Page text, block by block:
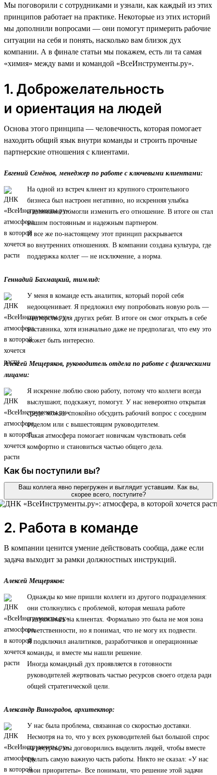
Мы поговорили с сотрудниками и узнали, как каждый из этих
принципов работает на практике. Некоторые из этих историй
мы дополнили вопросами — они помогут примерить рабочие
ситуации на себя и понять, насколько вам близок дух
компании. А в финале статьи мы покажем, есть ли та самая
«химия» между вами и командой «ВсеИнструменты.ру».
1. Доброжелательность
и ориентация на людей
Основа этого принципа — человечность, которая помогает
находить общий язык внутри команды и строить прочные
партнерские отношения с клиентами.
Евгений Семёнов, менеджер по работе с ключевыми клиентами:
На одной из встреч клиент из крупного строительного
бизнеса был настроен негативно, но искренняя улыбка
и внимание помогли изменить его отношение. В итоге он стал
нашим постоянным и надежным партнером.
И все же по-настоящему этот принцип раскрывается
во внутренних отношениях. В компании создана культура, где
поддержка коллег — не исключение, а норма.
Геннадий Бахмацкий, тимлид:
У меня в команде есть аналитик, который порой себя
недооценивает. Я предложил ему попробовать новую роль —
менторство для других ребят. В итоге он смог открыть в себе
наставника, хотя изначально даже не предполагал, что ему это
может быть интересно.
Алексей Мещеряков, руководитель отдела по работе с физическими
лицами:
Я искренне люблю свою работу, потому что коллеги всегда
выслушают, подскажут, помогут. У нас невероятно открытая
среда: можно спокойно обсудить рабочий вопрос с соседним
отделом или с вышестоящим руководителем.
Такая атмосфера помогает новичкам чувствовать себя
комфортно и становиться частью общего дела.
Как бы поступили вы?
Ваш коллега явно перегружен и выглядит уставшим. Как вы,
скорее всего, поступите?
2. Работа в команде
В компании ценится умение действовать сообща, даже если
задача выходит за рамки должностных инструкций.
Алексей Мещеряков:
Однажды ко мне пришли коллеги из другого подразделения:
они столкнулись с проблемой, которая мешала работе
и отражалась на клиентах. Формально это была не моя зона
ответственности, но я понимал, что не могу их подвести.
Я подключил аналитиков, разработчиков и операционные
команды, и вместе мы нашли решение.
Иногда командный дух проявляется в готовности
руководителей жертвовать частью ресурсов своего отдела ради
общей стратегической цели.
Александр Виноградов, архитектор:
У нас была проблема, связанная со скоростью доставки.
Несмотря на то, что у всех руководителей был большой спрос
на ресурсы, мы договорились выделить людей, чтобы вместе
сделать самую важную часть работы. Никто не сказал: «У нас
свои приоритеты». Все понимали, что решение этой задачи